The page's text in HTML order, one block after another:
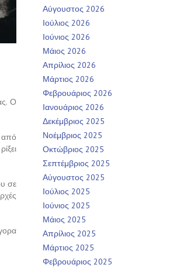
Ο
από
σε
Αύγουστος 2026
Ιούλιος 2026
Ιούνιος 2026
Μάιος 2026
Απρίλιος 2026
Μάρτιος 2026
Φεβρουάριος 2026
Ιανουάριος 2026
Δεκέμβριος 2025
Νοέμβριος 2025
Οκτώβριος 2025
Σεπτέμβριος 2025
Αύγουστος 2025
Ιούλιος 2025
Ιούνιος 2025
Μάιος 2025
Απρίλιος 2025
Μάρτιος 2025
Φεβρουάριος 2025